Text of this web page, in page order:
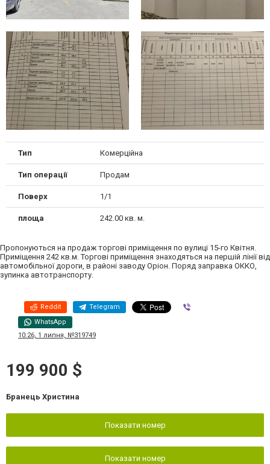
Тип Комерційна
Тип операції Продам
Поверх 1/1
площа 242.00 кв. м.
Пропонуються на продаж торгові приміщення по вулиці 15-го Квітня.
Приміщення 242 кв.м. Торгові приміщення знаходяться на першій лінії від
автомобільної дороги, в районі заводу Оріон. Поряд заправка ОККО,
зупинка автотранспорту.
Reddit Telegram
WhatsApp
10:26, 1 липня, №319749
199 900 $
Бранець Христина
Показати номер
Показати номер